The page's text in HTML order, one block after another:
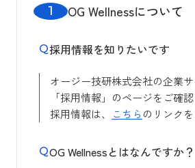
OG Wellnessについて
採用情報を知りたいです
オージー技研株式会社の企業
「採用情報」のページをご確認
採用情報は、
こちら のリンク
OG Wellnessとはなんですか？